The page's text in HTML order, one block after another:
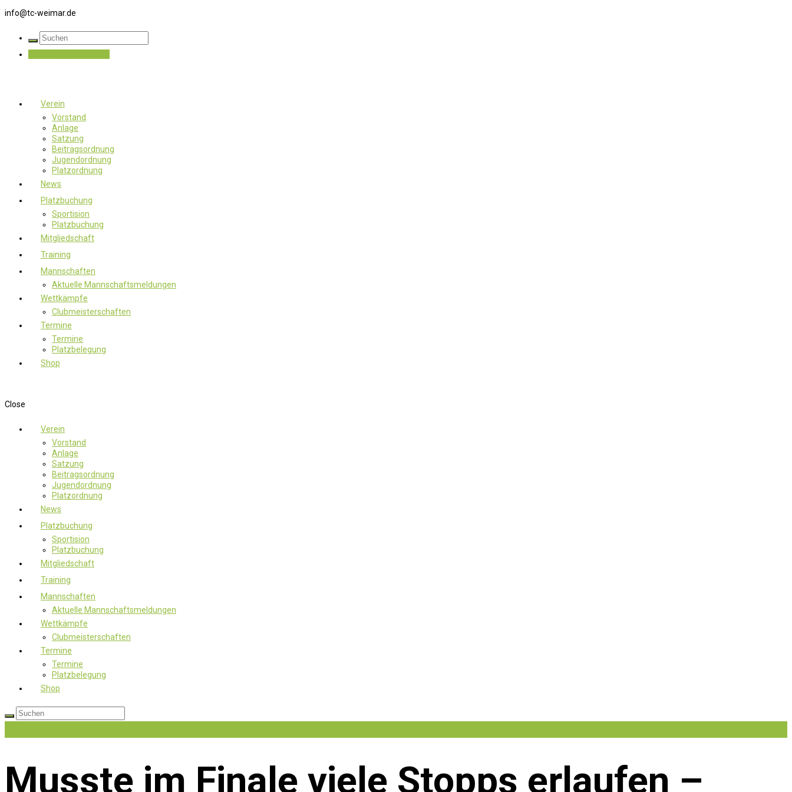
info@tc-weimar.de
Verein
Vorstand
Anlage
Satzung
Beitragsordnung
Jugendordnung
Platzordnung
News
Platzbuchung
Sportision
Platzbuchung
Mitgliedschaft
Training
Mannschaften
Aktuelle Mannschaftsmeldungen
Wettkämpfe
Clubmeisterschaften
Termine
Termine
Platzbelegung
Shop
Close
Verein
Vorstand
Anlage
Satzung
Beitragsordnung
Jugendordnung
Platzordnung
News
Platzbuchung
Sportision
Platzbuchung
Mitgliedschaft
Training
Mannschaften
Aktuelle Mannschaftsmeldungen
Wettkämpfe
Clubmeisterschaften
Termine
Termine
Platzbelegung
Shop
Musste im Finale viele Stopps erlaufen –